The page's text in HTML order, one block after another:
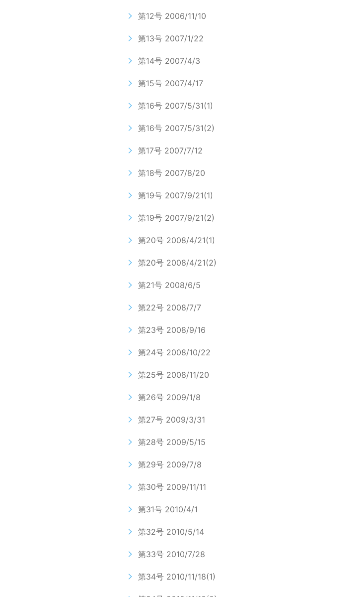
第12号 2006/11/10
第13号 2007/1/22
第14号 2007/4/3
第15号 2007/4/17
第16号 2007/5/31(1)
第16号 2007/5/31(2)
第17号 2007/7/12
第18号 2007/8/20
第19号 2007/9/21(1)
第19号 2007/9/21(2)
第20号 2008/4/21(1)
第20号 2008/4/21(2)
第21号 2008/6/5
第22号 2008/7/7
第23号 2008/9/16
第24号 2008/10/22
第25号 2008/11/20
第26号 2009/1/8
第27号 2009/3/31
第28号 2009/5/15
第29号 2009/7/8
第30号 2009/11/11
第31号 2010/4/1
第32号 2010/5/14
第33号 2010/7/28
第34号 2010/11/18(1)